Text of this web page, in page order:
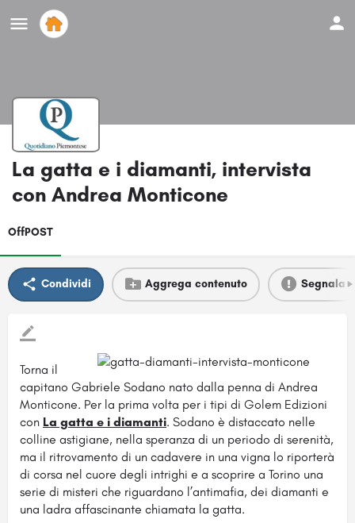
La gatta e i diamanti, intervista
con Andrea Monticone
OffPOST
Condividi Aggrega contenuto Segnala
Torna il
capitano Gabriele Sodano nato dalla penna di Andrea
Monticone. Per la prima volta per i tipi di Golem Edizioni
con La gatta e i diamanti. Sodano è distaccato nelle
colline astigiane, nella speranza di un periodo di serenità,
ma il ritrovamento di un cadavere in una vigna lo riporterà
di corsa nel cuore degli intrighi e a scoprire a Torino una
serie di misteri che riguardano l’antimafia, dei diamanti e
una ladra affascinante chiamata la gatta.